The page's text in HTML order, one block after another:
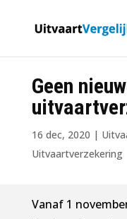
Geen
16 dec, 2020 |
Uitvaartverzekering
Vanaf 1